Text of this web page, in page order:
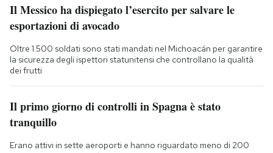
Il Messico ha dispiegato l’esercito per salvare le
esportazioni di avocado
Oltre 1.500 soldati sono stati mandati nel Michoacán per garantire
la sicurezza degli ispettori statunitensi che controllano la qualità
dei frutti
Il primo giorno di controlli in Spagna è stato
tranquillo
Erano attivi in sette aeroporti e hanno riguardato meno di 200